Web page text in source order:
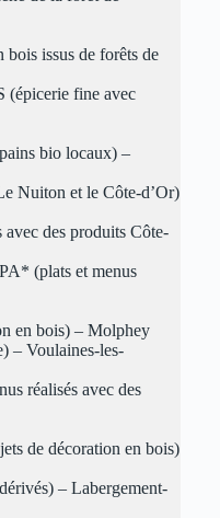
issus de forêts de
fine avec
bio locaux) –
Nuiton et le Côte-d’Or)
des produits Côte-
(plats et menus
en bois) – Molphey
– Voulaines-les-
réalisés avec des
de décoration en bois)
– Labergement-